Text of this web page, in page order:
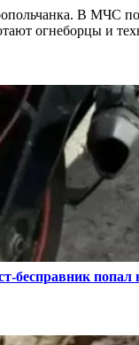
В МЧС
огнеборцы и
бесправник